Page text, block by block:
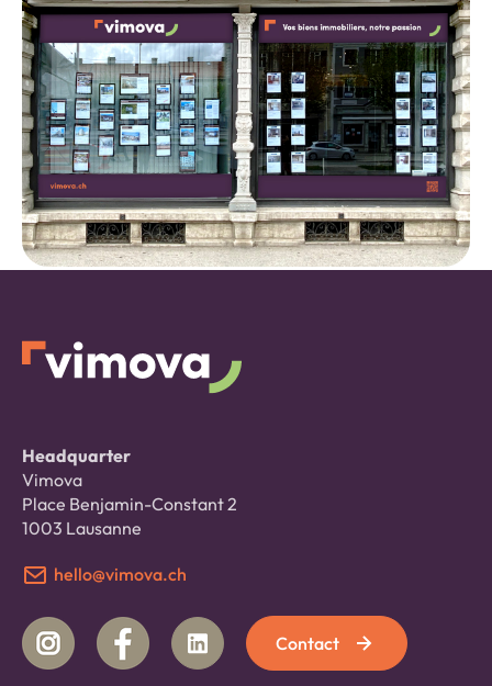
Headquarter
Vimova
Place Benjamin-Constant 2
1003 Lausanne
hello@vimova.ch
Contact